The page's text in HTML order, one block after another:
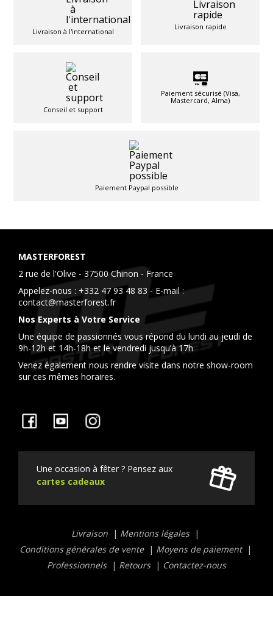
Livraison à l'international
Livraison rapide
Conseil et support
Paiement sécurisé (Visa,
Mastercard, Alma)
Paiement Paypal possible
MASTERFOREST
2 rue de l'Olive - 37500 Chinon - France
Appelez-nous : +332 47 93 48 83 - E-mail :
contact@masterforest.fr
Nos Experts à Votre Service
Une équipe de passionnés vous répond du lundi au jeudi de
9h-12h et 14h-18h et le vendredi jusqu’à 17h
Venez également nous rendre visite dans notre show-room
sur ces mêmes horaires.
Facebook YouTube
Une occasion à fêter ? Pensez aux
cartes cadeaux
utiles
Livraison
Mentions légales
Conditions générales de vente
Moyens de paiement
Professionnels
Retours Contactez-nous